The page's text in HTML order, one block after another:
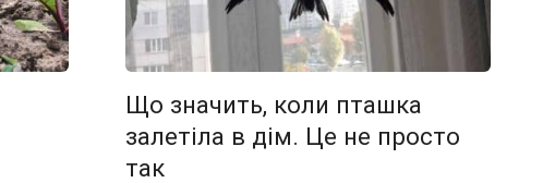
Що значить, коли пташка
залетіла в дім. Це не просто
так